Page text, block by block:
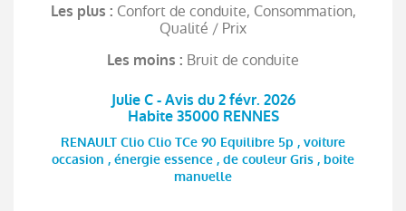
Les plus : Confort de conduite, Consommation,
Qualité / Prix
Les moins : Bruit de conduite
Julie C - Avis du 2 févr. 2026
Habite 35000 RENNES
RENAULT Clio Clio TCe 90 Equilibre 5p , voiture
occasion , énergie essence , de couleur Gris , boite
manuelle